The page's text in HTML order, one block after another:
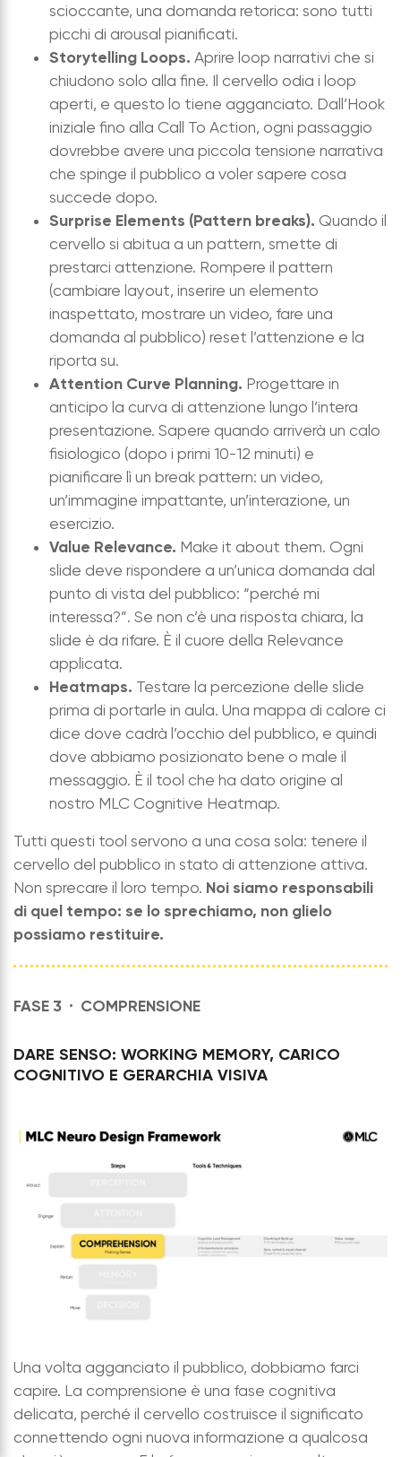
scioccante, una domanda retorica: sono tutti
picchi di arousal pianificati.
Storytelling Loops. Aprire loop narrativi che si
chiudono solo alla fine. Il cervello odia i loop
aperti, e questo lo tiene agganciato. Dall’Hook
iniziale fino alla Call To Action, ogni passaggio
dovrebbe avere una piccola tensione narrativa
che spinge il pubblico a voler sapere cosa
succede dopo.
Surprise Elements (Pattern breaks). Quando il
cervello si abitua a un pattern, smette di
prestarci attenzione. Rompere il pattern
(cambiare layout, inserire un elemento
inaspettato, mostrare un video, fare una
domanda al pubblico) reset l’attenzione e la
riporta su.
Attention Curve Planning. Progettare in
anticipo la curva di attenzione lungo l’intera
presentazione. Sapere quando arriverà un calo
fisiologico (dopo i primi 10-12 minuti) e
pianificare lì un break pattern: un video,
un’immagine impattante, un’interazione, un
esercizio.
Value Relevance. Make it about them. Ogni
slide deve rispondere a un’unica domanda dal
punto di vista del pubblico: “perché mi
interessa?”. Se non c’è una risposta chiara, la
slide è da rifare. È il cuore della Relevance
applicata.
Heatmaps. Testare la percezione delle slide
prima di portarle in aula. Una mappa di calore ci
dice dove cadrà l’occhio del pubblico, e quindi
dove abbiamo posizionato bene o male il
messaggio. È il tool che ha dato origine al
nostro MLC Cognitive Heatmap.
Tutti questi tool servono a una cosa sola: tenere il
cervello del pubblico in stato di attenzione attiva.
Non sprecare il loro tempo. Noi siamo responsabili
di quel tempo: se lo sprechiamo, non glielo
possiamo restituire.
FASE 3 · COMPRENSIONE
DARE SENSO: WORKING MEMORY, CARICO
COGNITIVO E GERARCHIA VISIVA
Una volta agganciato il pubblico, dobbiamo farci
capire. La comprensione è una fase cognitiva
delicata, perché il cervello costruisce il significato
connettendo ogni nuova informazione a qualcosa